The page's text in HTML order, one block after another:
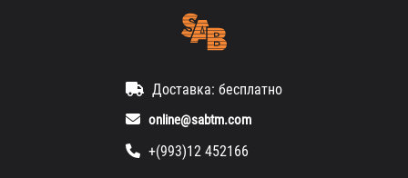
Доставка: бесплатно
online@sabtm.com
+(993)12 452166